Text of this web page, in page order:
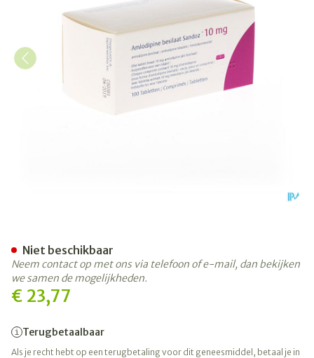
€ 23,77
Terugbetaalbaar
Als je recht hebt op een terugbetaling voor dit geneesmiddel, betaal je in
Niet beschikbaar
Neem contact op met ons via telefoon of e-mail, dan bekijken
we samen de mogelijkheden.